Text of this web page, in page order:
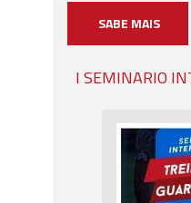
SABE MAIS
I SEMINARIO